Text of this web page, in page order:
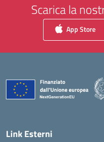
Scarica la
App Store
Link Esterni